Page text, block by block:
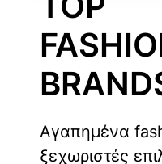
Αγαπημένα
ξεχωριστές